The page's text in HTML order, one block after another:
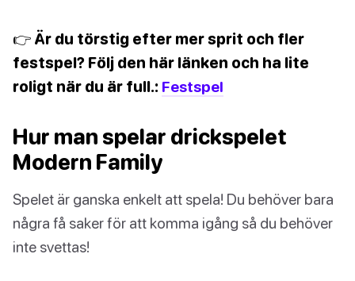
👉 Är du törstig efter mer sprit och fler
festspel? Följ den här länken och ha lite
roligt när du är full.: Festspel
Hur man spelar drickspelet
Modern Family
Spelet är ganska enkelt att spela! Du behöver bara
några få saker för att komma igång så du behöver
inte svettas!